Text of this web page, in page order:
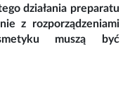
działania preparatu
z rozporządzeniami
muszą być